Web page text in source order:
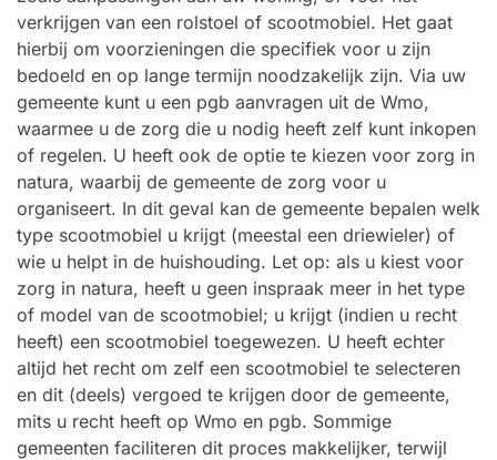
verkrijgen van een rolstoel of scootmobiel. Het gaat
hierbij om voorzieningen die specifiek voor u zijn
bedoeld en op lange termijn noodzakelijk zijn. Via uw
gemeente kunt u een pgb aanvragen uit de Wmo,
waarmee u de zorg die u nodig heeft zelf kunt inkopen
of regelen. U heeft ook de optie te kiezen voor zorg in
natura, waarbij de gemeente de zorg voor u
organiseert. In dit geval kan de gemeente bepalen welk
type scootmobiel u krijgt (meestal een driewieler) of
wie u helpt in de huishouding. Let op: als u kiest voor
zorg in natura, heeft u geen inspraak meer in het type
of model van de scootmobiel; u krijgt (indien u recht
heeft) een scootmobiel toegewezen. U heeft echter
altijd het recht om zelf een scootmobiel te selecteren
en dit (deels) vergoed te krijgen door de gemeente,
mits u recht heeft op Wmo en pgb. Sommige
gemeenten faciliteren dit proces makkelijker, terwijl